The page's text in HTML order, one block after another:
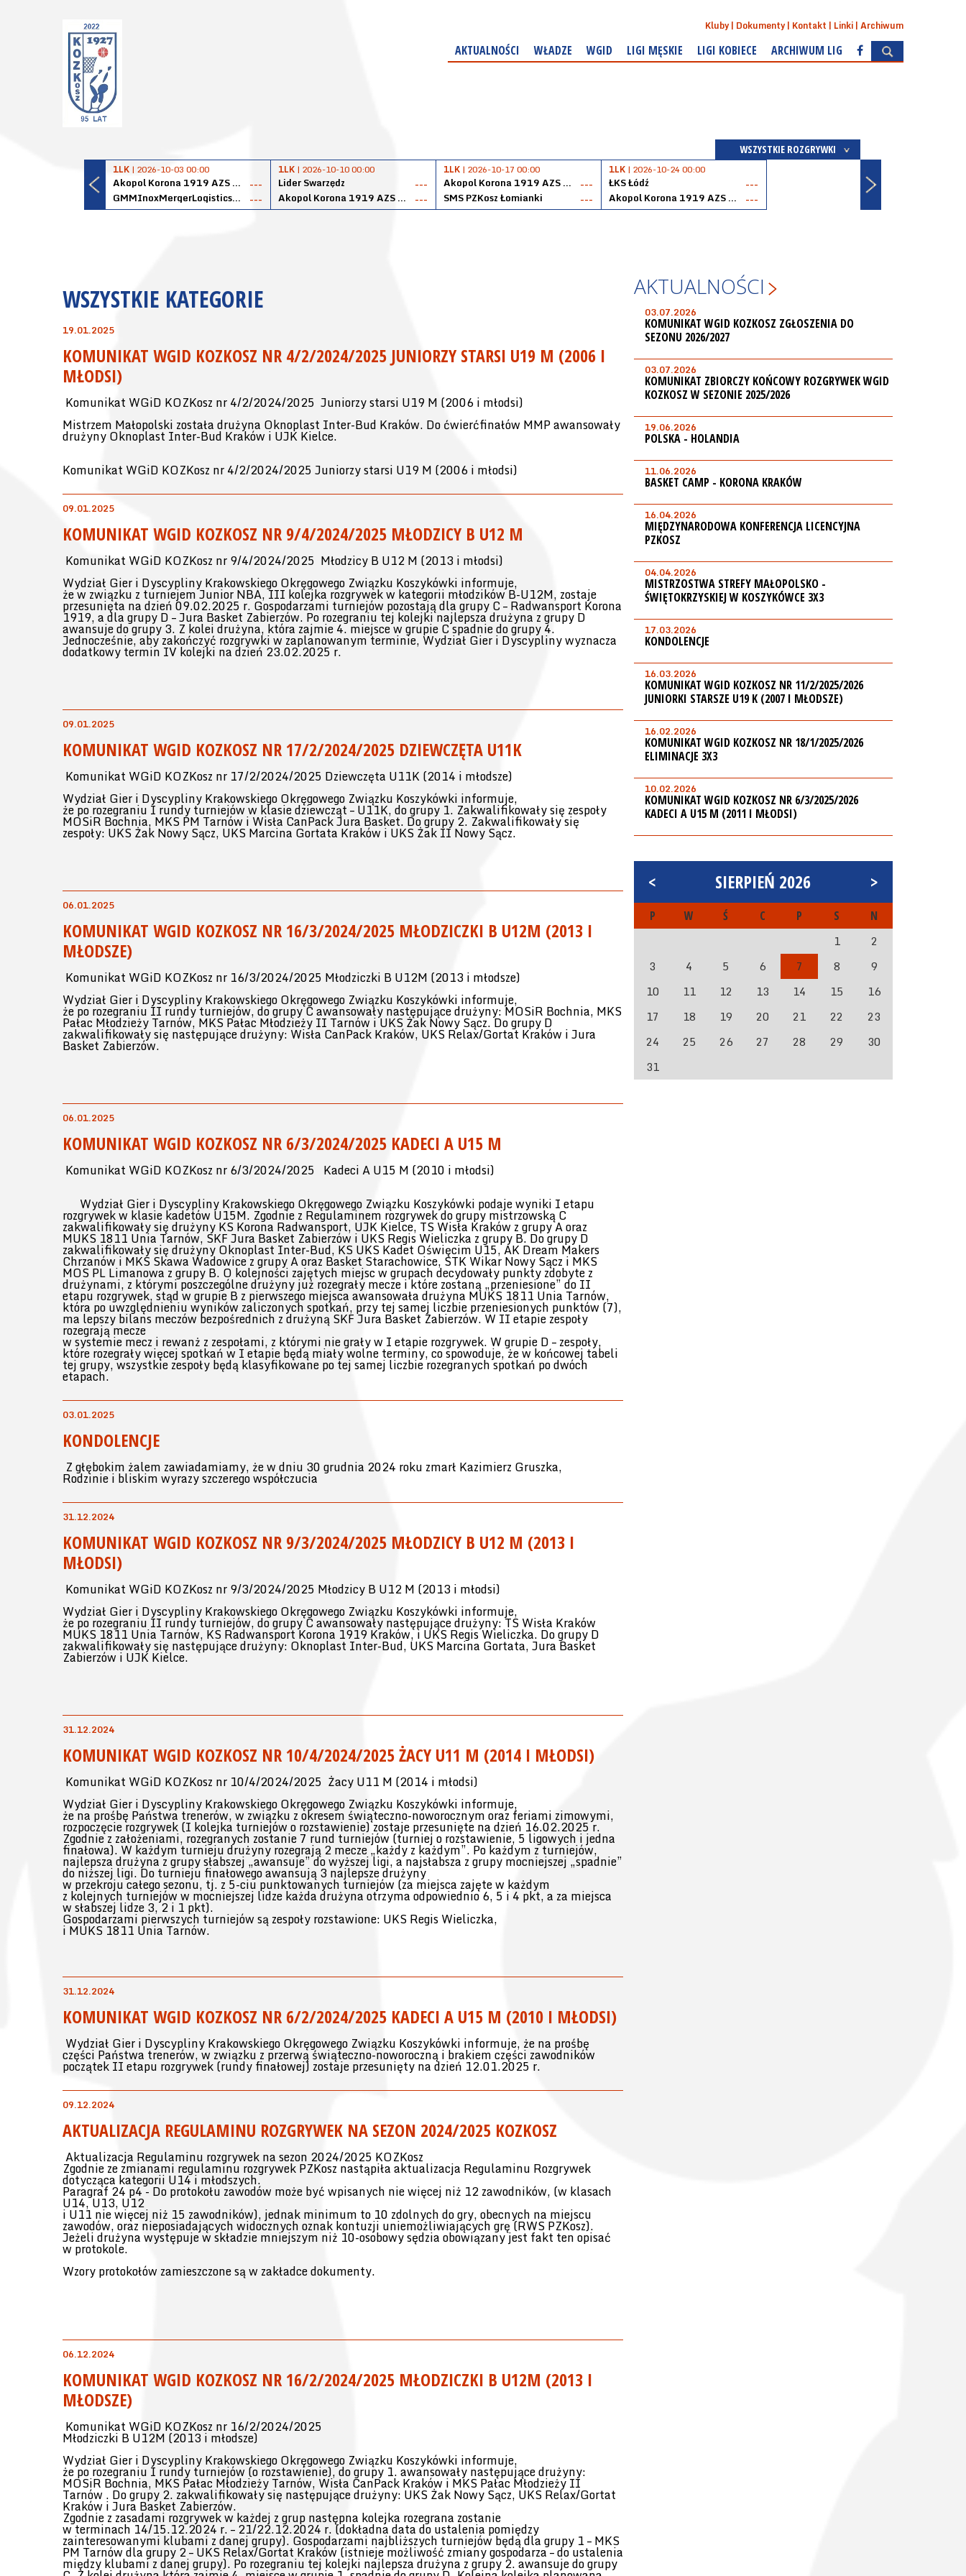
Kluby Dokumenty Kontakt Linki Archiwum
AKTUALNOŚCI WŁADZE WGID LIGI MĘSKIE LIGI KOBIECE ARCHIWUM LIG
WSZYSTKIE ROZGRYWKI
1LK | 2026-10-03 00:00
Akopol Korona 1919 AZS PK Kraków
---
GMMInoxMergerLogisticsPanteryŁańcut
---
1LK | 2026-10-10 00:00
Lider Swarzędz
---
Akopol Korona 1919 AZS PK Kraków
---
1LK | 2026-10-17 00:00
Akopol Korona 1919 AZS PK Kraków
---
SMS PZKosz Łomianki
---
1LK | 2026-10-24 00:00
ŁKS Łódź
---
Akopol Korona 1919 AZS PK Kraków
---
WSZYSTKIE KATEGORIE
19.01.2025
KOMUNIKAT WGID KOZKOSZ NR 4/2/2024/2025 JUNIORZY STARSI U19 M (2006 I
MŁODSI)
Komunikat WGiD KOZKosz nr 4/2/2024/2025 Juniorzy starsi U19 M (2006 i młodsi)
Mistrzem Małopolski została drużyna Oknoplast Inter-Bud Kraków. Do ćwierćfinałów MMP awansowały
drużyny Oknoplast Inter-Bud Kraków i UJK Kielce.
Komunikat WGiD KOZKosz nr 4/2/2024/2025 Juniorzy starsi U19 M (2006 i młodsi)
09.01.2025
KOMUNIKAT WGID KOZKOSZ NR 9/4/2024/2025 MŁODZICY B U12 M
Komunikat WGiD KOZKosz nr 9/4/2024/2025 Młodzicy B U12 M (2013 i młodsi)
Wydział Gier i Dyscypliny Krakowskiego Okręgowego Związku Koszykówki informuje,
że w związku z turniejem Junior NBA, III kolejka rozgrywek w kategorii młodzików B-U12M, zostaje
przesunięta na dzień 09.02.2025 r. Gospodarzami turniejów pozostają dla grupy C – Radwansport Korona
1919, a dla grupy D – Jura Basket Zabierzów. Po rozegraniu tej kolejki najlepsza drużyna z grupy D
awansuje do grupy 3. Z kolei drużyna, która zajmie 4. miejsce w grupie C spadnie do grupy 4.
Jednocześnie, aby zakończyć rozgrywki w zaplanowanym terminie, Wydział Gier i Dyscypliny wyznacza
dodatkowy termin IV kolejki na dzień 23.02.2025 r.
09.01.2025
KOMUNIKAT WGID KOZKOSZ NR 17/2/2024/2025 DZIEWCZĘTA U11K
Komunikat WGiD KOZKosz nr 17/2/2024/2025 Dziewczęta U11K (2014 i młodsze)
Wydział Gier i Dyscypliny Krakowskiego Okręgowego Związku Koszykówki informuje,
że po rozegraniu I rundy turniejów w klasie dziewcząt – U11K, do grupy 1. Zakwalifikowały się zespoły
MOSiR Bochnia, MKS PM Tarnów i Wisła CanPack Jura Basket. Do grupy 2. Zakwalifikowały się
zespoły: UKS Żak Nowy Sącz, UKS Marcina Gortata Kraków i UKS Żak II Nowy Sącz.
06.01.2025
KOMUNIKAT WGID KOZKOSZ NR 16/3/2024/2025 MŁODZICZKI B U12M (2013 I
MŁODSZE)
Komunikat WGiD KOZKosz nr 16/3/2024/2025 Młodziczki B U12M (2013 i młodsze)
Wydział Gier i Dyscypliny Krakowskiego Okręgowego Związku Koszykówki informuje,
że po rozegraniu II rundy turniejów, do grupy C awansowały następujące drużyny: MOSiR Bochnia, MKS
Pałac Młodzieży Tarnów, MKS Pałac Młodzieży II Tarnów i UKS Żak Nowy Sącz. Do grupy D
zakwalifikowały się następujące drużyny: Wisła CanPack Kraków, UKS Relax/Gortat Kraków i Jura
Basket Zabierzów.
06.01.2025
KOMUNIKAT WGID KOZKOSZ NR 6/3/2024/2025 KADECI A U15 M
Komunikat WGiD KOZKosz nr 6/3/2024/2025 Kadeci A U15 M (2010 i młodsi)
Wydział Gier i Dyscypliny Krakowskiego Okręgowego Związku Koszykówki podaje wyniki I etapu
rozgrywek w klasie kadetów U15M. Zgodnie z Regulaminem rozgrywek do grupy mistrzowską C
zakwalifikowały się drużyny KS Korona Radwansport, UJK Kielce, TS Wisła Kraków z grupy A oraz
MUKS 1811 Unia Tarnów, SKF Jura Basket Zabierzów i UKS Regis Wieliczka z grupy B. Do grupy D
zakwalifikowały się drużyny Oknoplast Inter-Bud, KS UKS Kadet Oświęcim U15, AK Dream Makers
Chrzanów i MKS Skawa Wadowice z grupy A oraz Basket Starachowice, STK Wikar Nowy Sącz i MKS
MOS PL Limanowa z grupy B. O kolejności zajętych miejsc w grupach decydowały punkty zdobyte z
drużynami, z którymi poszczególne drużyny już rozegrały mecze i które zostaną „przeniesione” do II
etapu rozgrywek, stąd w grupie B z pierwszego miejsca awansowała drużyna MUKS 1811 Unia Tarnów,
która po uwzględnieniu wyników zaliczonych spotkań, przy tej samej liczbie przeniesionych punktów (7),
ma lepszy bilans meczów bezpośrednich z drużyną SKF Jura Basket Zabierzów. W II etapie zespoły
rozegrają mecze
w systemie mecz i rewanż z zespołami, z którymi nie grały w I etapie rozgrywek. W grupie D – zespoły,
które rozegrały więcej spotkań w I etapie będą miały wolne terminy, co spowoduje, że w końcowej tabeli
tej grupy, wszystkie zespoły będą klasyfikowane po tej samej liczbie rozegranych spotkań po dwóch
etapach.
03.01.2025
KONDOLENCJE
Z głębokim żalem zawiadamiamy, że w dniu 30 grudnia 2024 roku zmarł Kazimierz Gruszka,
Rodzinie i bliskim wyrazy szczerego współczucia
31.12.2024
KOMUNIKAT WGID KOZKOSZ NR 9/3/2024/2025 MŁODZICY B U12 M (2013 I
MŁODSI)
Komunikat WGiD KOZKosz nr 9/3/2024/2025 Młodzicy B U12 M (2013 i młodsi)
Wydział Gier i Dyscypliny Krakowskiego Okręgowego Związku Koszykówki informuje,
że po rozegraniu II rundy turniejów, do grupy C awansowały następujące drużyny: TS Wisła Kraków
MUKS 1811 Unia Tarnów, KS Radwansport Korona 1919 Kraków, i UKS Regis Wieliczka. Do grupy D
zakwalifikowały się następujące drużyny: Oknoplast Inter-Bud, UKS Marcina Gortata, Jura Basket
Zabierzów i UJK Kielce.
31.12.2024
KOMUNIKAT WGID KOZKOSZ NR 10/4/2024/2025 ŻACY U11 M (2014 I MŁODSI)
Komunikat WGiD KOZKosz nr 10/4/2024/2025 Żacy U11 M (2014 i młodsi)
Wydział Gier i Dyscypliny Krakowskiego Okręgowego Związku Koszykówki informuje,
że na prośbę Państwa trenerów, w związku z okresem świąteczno-noworocznym oraz feriami zimowymi,
rozpoczęcie rozgrywek (I kolejka turniejów o rozstawienie) zostaje przesunięte na dzień 16.02.2025 r.
Zgodnie z założeniami, rozegranych zostanie 7 rund turniejów (turniej o rozstawienie, 5 ligowych i jedna
finałowa). W każdym turnieju drużyny rozegrają 2 mecze „każdy z każdym”. Po każdym z turniejów,
najlepsza drużyna z grupy słabszej „awansuje” do wyższej ligi, a najsłabsza z grupy mocniejszej „spadnie”
do niższej ligi. Do turnieju finałowego awansują 3 najlepsze drużyny
w przekroju całego sezonu, tj. z 5-ciu punktowanych turniejów (za miejsca zajęte w każdym
z kolejnych turniejów w mocniejszej lidze każda drużyna otrzyma odpowiednio 6, 5 i 4 pkt, a za miejsca
w słabszej lidze 3, 2 i 1 pkt).
Gospodarzami pierwszych turniejów są zespoły rozstawione: UKS Regis Wieliczka,
i MUKS 1811 Unia Tarnów.
31.12.2024
KOMUNIKAT WGID KOZKOSZ NR 6/2/2024/2025 KADECI A U15 M (2010 I MŁODSI)
Wydział Gier i Dyscypliny Krakowskiego Okręgowego Związku Koszykówki informuje, że na prośbę
części Państwa trenerów, w związku z przerwą świąteczno-noworoczną i brakiem części zawodników
początek II etapu rozgrywek (rundy finałowej) zostaje przesunięty na dzień 12.01.2025 r.
09.12.2024
AKTUALIZACJA REGULAMINU ROZGRYWEK NA SEZON 2024/2025 KOZKOSZ
Aktualizacja Regulaminu rozgrywek na sezon 2024/2025 KOZKosz
Zgodnie ze zmianami regulaminu rozgrywek PZKosz nastąpiła aktualizacja Regulaminu Rozgrywek
dotycząca kategorii U14 i młodszych.
Paragraf 24 p4 - Do protokołu zawodów może być wpisanych nie więcej niż 12 zawodników, (w klasach
U14, U13, U12
i U11 nie więcej niż 15 zawodników), jednak minimum to 10 zdolnych do gry, obecnych na miejscu
zawodów, oraz nieposiadających widocznych oznak kontuzji uniemożliwiających grę (RWS PZKosz).
Jeżeli drużyna występuje w składzie mniejszym niż 10-osobowy sędzia obowiązany jest fakt ten opisać
w protokole.
Wzory protokołów zamieszczone są w zakładce dokumenty.
06.12.2024
KOMUNIKAT WGID KOZKOSZ NR 16/2/2024/2025 MŁODZICZKI B U12M (2013 I
MŁODSZE)
Komunikat WGiD KOZKosz nr 16/2/2024/2025
Młodziczki B U12M (2013 i młodsze)
Wydział Gier i Dyscypliny Krakowskiego Okręgowego Związku Koszykówki informuje,
że po rozegraniu I rundy turniejów (o rozstawienie), do grupy 1. awansowały następujące drużyny:
MOSiR Bochnia, MKS Pałac Młodzieży Tarnów, Wisła CanPack Kraków i MKS Pałac Młodzieży II
Tarnów . Do grupy 2. zakwalifikowały się następujące drużyny: UKS Żak Nowy Sącz, UKS Relax/Gortat
Kraków i Jura Basket Zabierzów.
Zgodnie z zasadami rozgrywek w każdej z grup następna kolejka rozegrana zostanie
w terminach 14/15.12.2024 r. – 21/22.12.2024 r. (dokładna data do ustalenia pomiędzy
zainteresowanymi klubami z danej grupy). Gospodarzami najbliższych turniejów będą dla grupy 1 – MKS
PM Tarnów dla grupy 2 – UKS Relax/Gortat Kraków (istnieje możliwość zmiany gospodarza – do ustalenia
między klubami z danej grupy). Po rozegraniu tej kolejki najlepsza drużyna z grupy 2. awansuje do grupy
AKTUALNOŚCI
03.07.2026
KOMUNIKAT WGID KOZKOSZ ZGŁOSZENIA DO
SEZONU 2026/2027
03.07.2026
KOMUNIKAT ZBIORCZY KOŃCOWY ROZGRYWEK WGID
KOZKOSZ W SEZONIE 2025/2026
19.06.2026
POLSKA - HOLANDIA
11.06.2026
BASKET CAMP - KORONA KRAKÓW
16.04.2026
MIĘDZYNARODOWA KONFERENCJA LICENCYJNA
PZKOSZ
04.04.2026
MISTRZOSTWA STREFY MAŁOPOLSKO -
ŚWIĘTOKRZYSKIEJ W KOSZYKÓWCE 3X3
17.03.2026
KONDOLENCJE
16.03.2026
KOMUNIKAT WGID KOZKOSZ NR 11/2/2025/2026
JUNIORKI STARSZE U19 K (2007 I MŁODSZE)
16.02.2026
KOMUNIKAT WGID KOZKOSZ NR 18/1/2025/2026
ELIMINACJE 3X3
10.02.2026
KOMUNIKAT WGID KOZKOSZ NR 6/3/2025/2026
KADECI A U15 M (2011 I MŁODSI)
< SIERPIEŃ 2026 >
P W Ś C P S N
1
2
3
4 5 6 7 8
9
10
11 12 13 14 15
16
17
18 19 20 21 22
23
24
25 26 27 28 29
30
31